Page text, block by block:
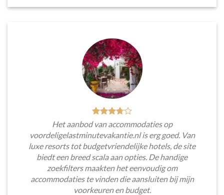
Het aanbod van accommodaties op
voordeligelastminutevakantie.nl is erg goed. Van
luxe resorts tot budgetvriendelijke hotels, de site
biedt een breed scala aan opties. De handige
zoekfilters maakten het eenvoudig om
accommodaties te vinden die aansluiten bij mijn
voorkeuren en budget.